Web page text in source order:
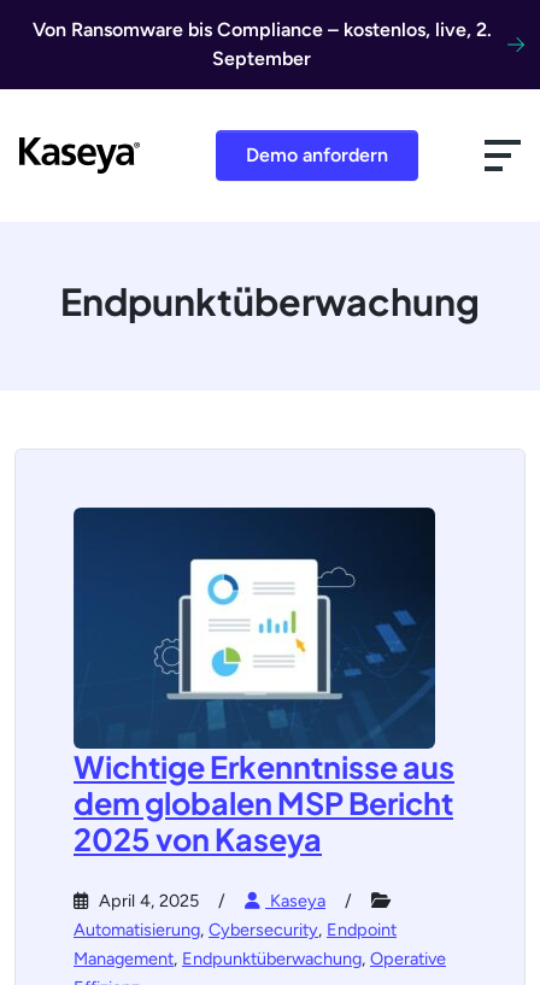
Von Ransomware bis Compliance – kostenlos, live, 2.
September
Demo anfordern
Endpunktüberwachung
Wichtige Erkenntnisse aus
dem globalen MSP Bericht
2025 von Kaseya
April 4, 2025
Kaseya
Automatisierung, Cybersecurity, Endpoint
Management, Endpunktüberwachung, Operative